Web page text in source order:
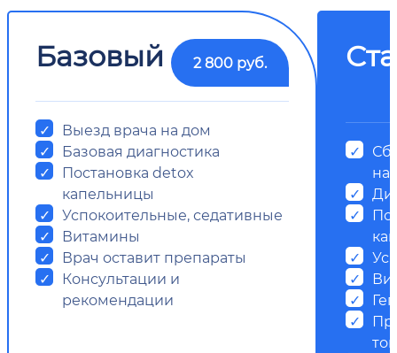
Базовый 2 800 руб.
Выезд врача на дом
Базовая диагностика
Постановка detox
капельницы
Успокоительные, седативные
Витамины
Врач оставит препараты
Консультации и
рекомендации
на